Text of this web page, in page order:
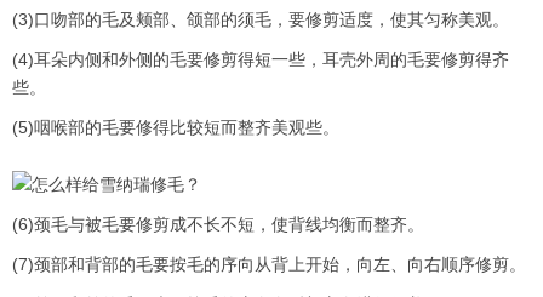
(3)口吻部的毛及颊部、颌部的须毛，要修剪适度，使其匀称美观。
(4)耳朵内侧和外侧的毛要修剪得短一些，耳壳外周的毛要修剪得齐
些。
(5)咽喉部的毛要修得比较短而整齐美观些。
(6)颈毛与被毛要修剪成不长不短，使背线均衡而整齐。
(7)颈部和背部的毛要按毛的序向从背上开始，向左、向右顺序修剪。